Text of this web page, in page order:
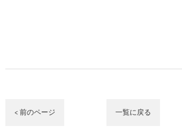
< 前のページ 一覧に戻る